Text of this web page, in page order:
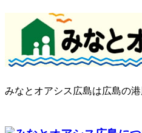
みなとオアシス広島は広島の